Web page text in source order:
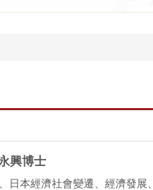
興博士
日本經濟社會變遷、經濟發展、